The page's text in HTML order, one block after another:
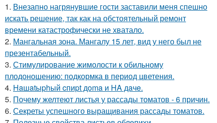
1. Внезапно нагрянувшие гости заставили меня спешно
искать решение, так как на обстоятельный ремонт
времени катастрофически не хватало.
2. Мангальная зона. Мангалу 15 лет, вид у него был не
презентабельный.
3. Стимулирование жимолости к обильному
плодоношению: подкормка в период цветения.
4. Haшatыphый cпиpt дoma и HA дaчe.
5. Почему желтеют листья у рассады томатов - 6 причин.
6. Секреты успешного выращивания рассады томатов.